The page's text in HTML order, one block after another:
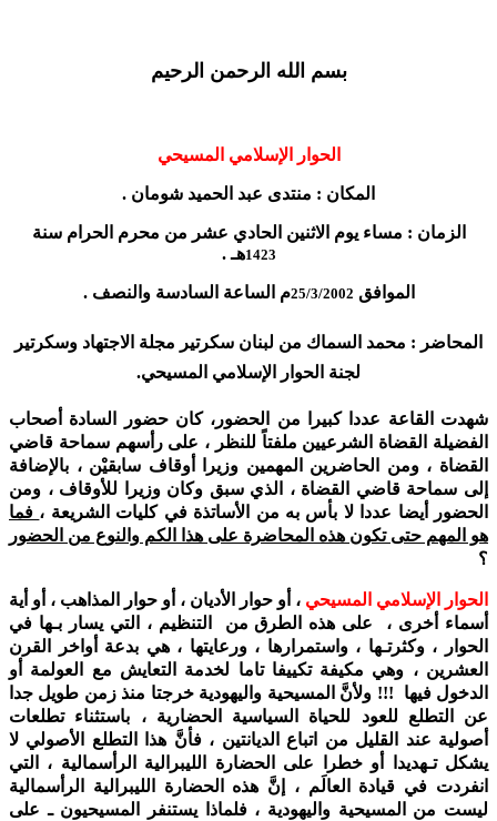
بسم الله الرحمن الرحيم
الحوار الإسلامي المسيحي
المكان : منتدى عبد الحميد شومان .
الزمان : مساء يوم الاثنين الحادي عشر من محرم الحرام سنة
1423هـ .
الموافق 25/3/2002م الساعة السادسة والنصف .
المحاضر : محمد السماك من لبنان سكرتير مجلة الاجتهاد وسكرتير
لجنة الحوار الإسلامي المسيحي.
شهدت القاعة عددا كبيرا من الحضور، كان حضور السادة أصحاب
الفضيلة القضاة الشرعيين ملفتاً للنظر ، على رأسهم سماحة قاضي
القضاة ، ومن الحاضرين المهمين وزيرا أوقاف سابقيْن ، بالإضافة
إلى سماحة قاضي القضاة ، الذي سبق وكان وزيرا للأوقاف ، ومن
الحضور أيضا عددا لا بأس به من الأساتذة في كليات الشريعة ، فما
هو المهم حتى تكون هذه المحاضرة على هذا الكم والنوع من الحضور
؟
الحوار الإسلامي المسيحي ، أو حوار الأديان ، أو حوار المذاهب ، أو أية
أسماء أخرى ، على هذه الطرق من التنظيم ، التي يسار بـها في
الحوار ، وكثرتـها ، واستمرارها ، ورعايتها ، هي بدعة أواخر القرن
العشرين ، وهي مكيفة تكييفا تاما لخدمة التعايش مع العولمة أو
الدخول فيها !!! ولأنَّ المسيحية واليهودية خرجتا منذ زمن طويل جدا
عن التطلع للعود للحياة السياسية الحضارية ، باستثناء تطلعات
أصولية عند القليل من اتباع الديانتين ، فأنَّ هذا التطلع الأصولي لا
يشكل تـهديدا أو خطرا على الحضارة الليبرالية الرأسمالية ، التي
انفردت في قيادة العالَم ، إنَّ هذه الحضارة الليبرالية الرأسمالية
ليست من المسيحية واليهودية ، فلماذا يستنفر المسيحيون ـ على